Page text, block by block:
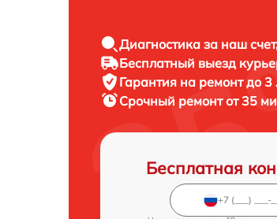
Диагностика за наш
Бесплатный выезд
Гарантия на ремонт до 3
Срочный ремонт от 35
Бесплатная